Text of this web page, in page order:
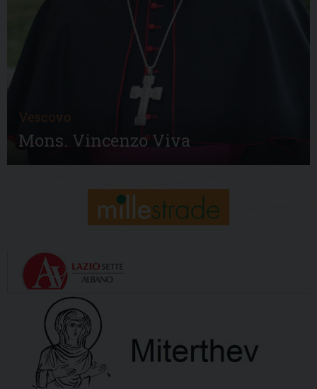
Vescovo
Mons. Vincenzo Viva